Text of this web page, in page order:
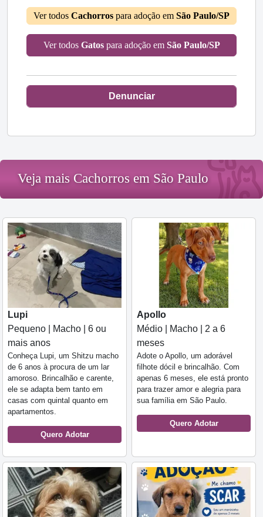
Ver todos Cachorros para adoção em São Paulo/SP
Ver todos Gatospara adoção em São Paulo/SP
Denunciar
Veja mais Cachorros em São Paulo
Lupi
Pequeno | Macho | 6 ou
mais anos
Conheça Lupi, um Shitzu macho
de 6 anos à procura de um lar
amoroso. Brincalhão e carente,
ele se adapta bem tanto em
casas com quintal quanto em
apartamentos.
Quero Adotar
Apollo
Médio | Macho | 2 a 6
meses
Adote o Apollo, um adorável
filhote dócil e brincalhão. Com
apenas 6 meses, ele está pronto
para trazer amor e alegria para
sua família em São Paulo.
Quero Adotar